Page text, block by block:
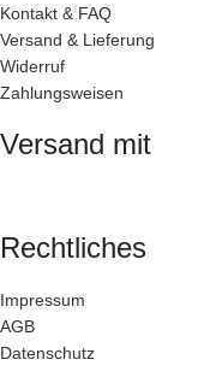
Kontakt & FAQ
Versand & Lieferung
Widerruf
Zahlungsweisen
Versand mit
Rechtliches
Impressum
AGB
Datenschutz